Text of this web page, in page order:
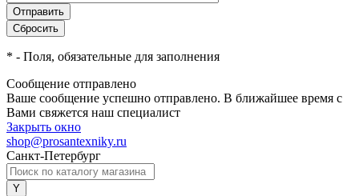
* - Поля, обязательные для заполнения
Сообщение отправлено
Ваше сообщение успешно отправлено. В ближайшее время с
Вами свяжется наш специалист
Закрыть окно
shop@prosantexniky.ru
Санкт-Петербург